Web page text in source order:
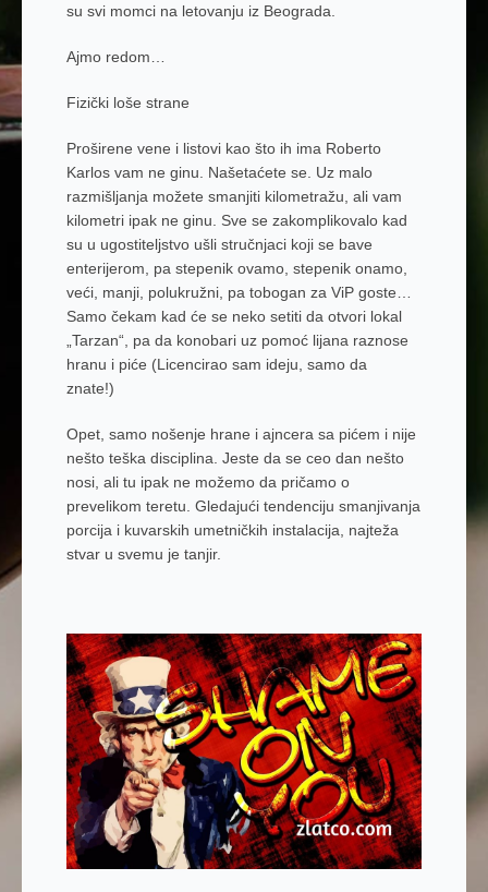
su svi momci na letovanju iz Beograda.
Ajmo redom…
Fizički loše strane
Proširene vene i listovi kao što ih ima Roberto
Karlos vam ne ginu. Našetaćete se. Uz malo
razmišljanja možete smanjiti kilometražu, ali vam
kilometri ipak ne ginu. Sve se zakomplikovalo kad
su u ugostiteljstvo ušli stručnjaci koji se bave
enterijerom, pa stepenik ovamo, stepenik onamo,
veći, manji, polukružni, pa tobogan za ViP goste…
Samo čekam kad će se neko setiti da otvori lokal
„Tarzan“, pa da konobari uz pomoć lijana raznose
hranu i piće (Licencirao sam ideju, samo da
znate!)
Opet, samo nošenje hrane i ajncera sa pićem i nije
nešto teška disciplina. Jeste da se ceo dan nešto
nosi, ali tu ipak ne možemo da pričamo o
prevelikom teretu. Gledajući tendenciju smanjivanja
porcija i kuvarskih umetničkih instalacija, najteža
stvar u svemu je tanjir.